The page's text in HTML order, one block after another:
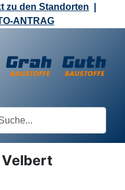
zu den Standorten
ANTRAG